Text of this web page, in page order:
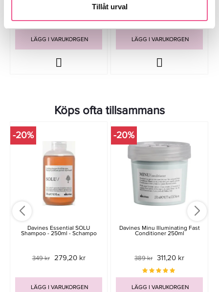
Tillåt urval
LÄGG I VARUKORGEN LÄGG I VARUKORGEN
Köps ofta tillsammans
-20%
Davines Essential SOLU
Shampoo - 250ml - Schampo
349 kr 279,20 kr
LÄGG I VARUKORGEN
-20%
Davines Minu Illuminating Fast
Conditioner 250ml
389 kr 311,20 kr
LÄGG I VARUKORGEN